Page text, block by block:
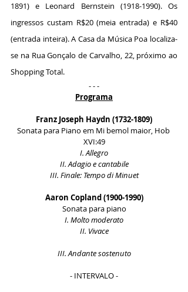
1891) e Leonard Bernstein (1918-1990). Os
ingressos custam R$20 (meia entrada) e R$40
(entrada inteira). A Casa da Música Poa localiza-
se na Rua Gonçalo de Carvalho, 22, próximo ao
Shopping Total.
- - -
Programa
Franz Joseph Haydn (1732-1809)
Sonata para Piano em Mi bemol maior, Hob
XVI:49
I. Allegro
II. Adagio e cantabile
III. Finale: Tempo di Minuet
Aaron Copland (1900-1990)
Sonata para piano
I. Molto moderato
II. Vivace
III. Andante sostenuto
- INTERVALO -